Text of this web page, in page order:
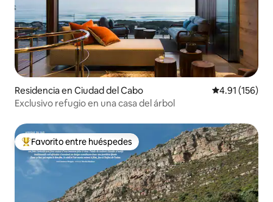
Residencia en Ciudad del Cabo Calificación
4.91 (156)
Exclusivo refugio en una casa del árbol
De los mejores en Favorito entre huéspedes
Favorito entre huéspedes